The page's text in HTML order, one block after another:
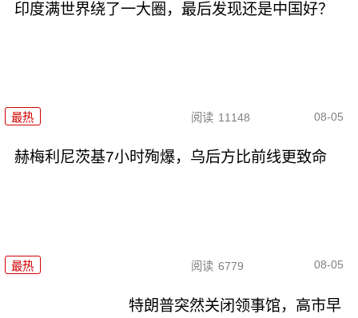
印度满世界绕了一大圈，最后发现还是中国好？
最热 阅读 11148 08-05
赫梅利尼茨基7小时殉爆，乌后方比前线更致命
最热 阅读 6779 08-05
特朗普突然关闭领事馆，高市早